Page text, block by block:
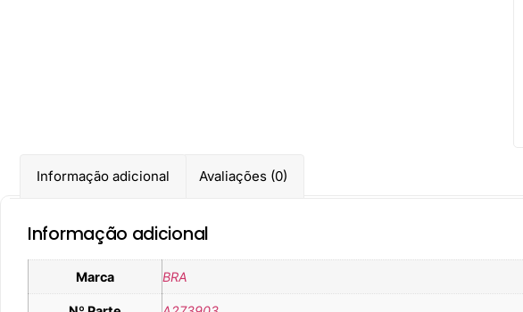
Informação adicional Avaliações (0)
Informação adicional
Marca BRA